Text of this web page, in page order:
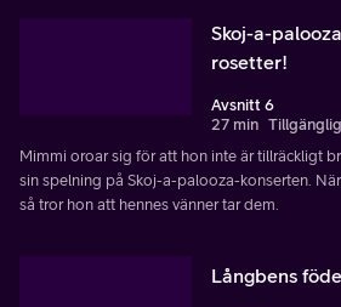
Skoj-a-
rosetter!
Avsnitt 6
27 min
Mimmi oroar sig för att hon inte är tillräckligt
sin spelning på Skoj-a-palooza-konserten.
så tror hon att hennes vänner tar dem.
Långbens